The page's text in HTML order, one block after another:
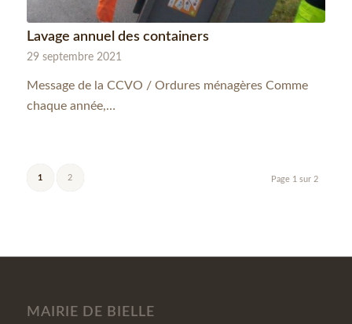
Lavage annuel des containers
29 septembre 2021
Message de la CCVO / Ordures ménagères Comme
chaque année,…
Page 1 sur 2
1 2
MAIRIE DE BIELLE